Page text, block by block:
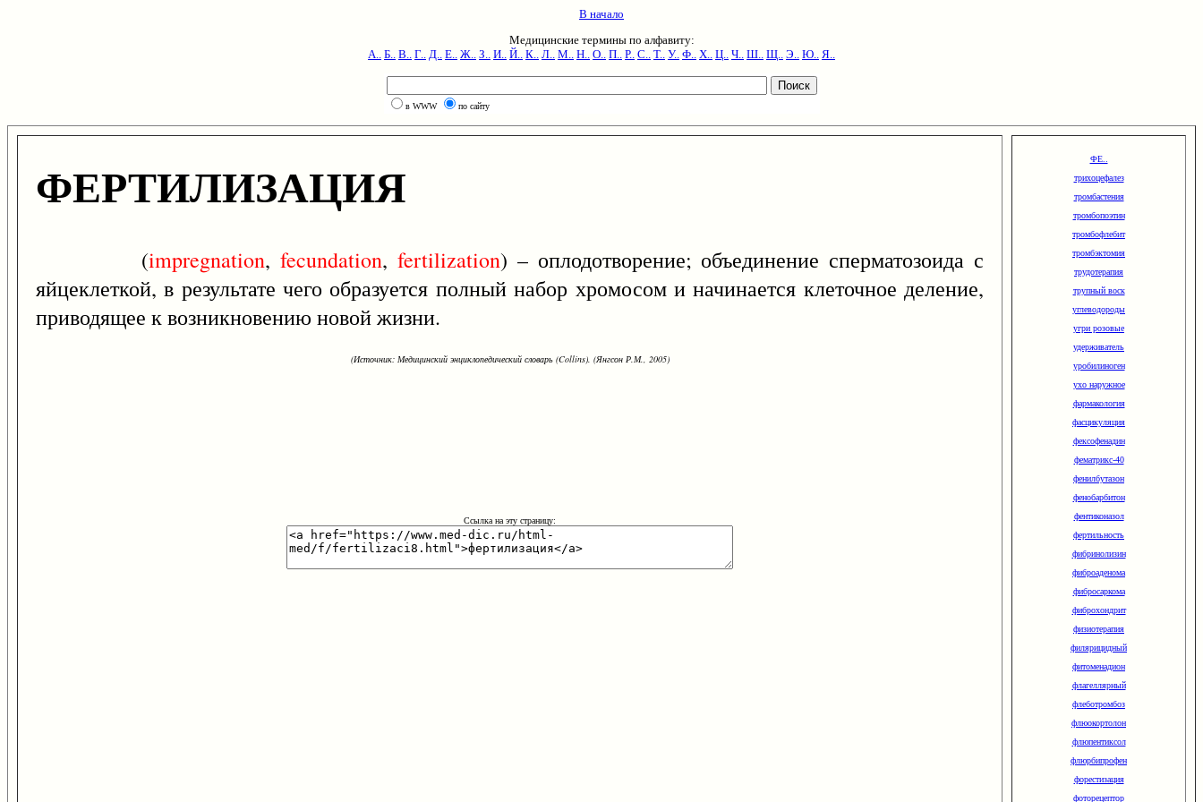
В начало
Медицинские термины по алфавиту:
А.. Б.. В.. Г.. Д.. Е.. Ж.. З.. И.. Й.. К.. Л.. М.. Н.. О.. П.. Р.. С.. Т.. У.. Ф.. Х.. Ц.. Ч.. Ш.. Щ.. Э.. Ю.. Я..
в WWW по сайту
ФЕРТИЛИЗАЦИЯ
(impregnation,fecundation, fertilization) – оплодотворение; объединение сперматозоида с
яйцеклеткой, в результате чего образуется полный набор хромосом и начинается клеточное деление,
приводящее к возникновению новой жизни.
(Источник: Медицинский энциклопедический словарь (Collins). (Янгсон Р.М., 2005)
Ссылка на эту страницу:
ФЕ..
трихоцефалез
тромбастения
тромбопоэтин
тромбофлебит
тромбэктомия
трудотерапия
трупный воск
углеводороды
угри розовые
удерживатель
уробилиноген
ухо наружное
фармакология
фасцикуляция
фексофенадин
фематрикс-40
фенилбутазон
фенобарбитон
фентиконазол
фертильность
фибринолизин
фиброаденома
фибросаркома
фиброхондрит
физиотерапия
филярицидный
фитоменадион
флагеллярный
флеботромбоз
флюокортолон
флюпентиксол
флюрбипрофен
форестизация
фоторецептор